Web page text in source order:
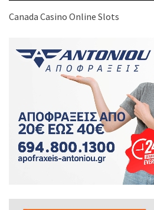
Canada Casino Online Slots